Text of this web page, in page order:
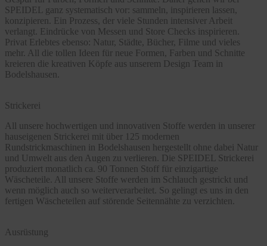
SPEIDEL ganz systematisch vor: sammeln, inspirieren lassen,
konzipieren. Ein Prozess, der viele Stunden intensiver Arbeit
verlangt. Eindrücke von Messen und Store Checks inspirieren.
Privat Erlebtes ebenso: Natur, Städte, Bücher, Filme und vieles
mehr. All die tollen Ideen für neue Formen, Farben und Schnitte
kreieren die kreativen Köpfe aus unserem Design Team in
Bodelshausen.
Strickerei
All unsere hochwertigen und innovativen Stoffe werden in unserer
hauseigenen Strickerei mit über 125 modernen
Rundstrickmaschinen in Bodelshausen hergestellt ohne dabei Natur
und Umwelt aus den Augen zu verlieren. Die SPEIDEL Strickerei
produziert monatlich ca. 90 Tonnen Stoff für einzigartige
Wäscheteile. All unsere Stoffe werden im Schlauch gestrickt und
wenn möglich auch so weiterverarbeitet. So gelingt es uns in den
fertigen Wäscheteilen auf störende Seitennähte zu verzichten.
Ausrüstung